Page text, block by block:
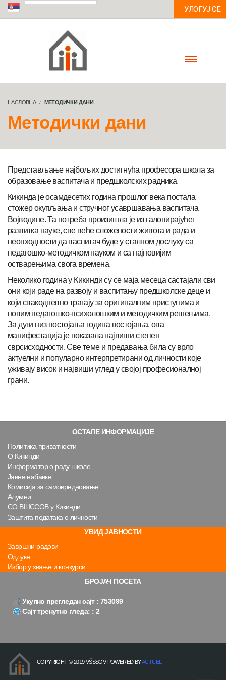
УЛОГУЈ СЕ
НАСЛОВНА МЕТОДИЧКИ ДАНИ
Методички дани
Представљање најбољих достигнућа професора школа за
образовање васпитача и предшколских радника.
Кикинда је осамдесетих година прошлог века постала
стожер окупљања и стручног усавршавања васпитача
Војводине. Та потреба произишла је из галопирајућег
развитка науке, све веће сложености живота и рада и
неопходности да васпитач буде у сталном дослуху са
педагошко-методичком науком и са најновијим
остварењима свога времена.
Неколико година у Кикинди су се маја месеца састајали сви
они који раде на развоју и васпитању предшколске деце и
који свакодневно трагају за оригиналним приступима и
новим педагошко-психолошким и методичким решењима.
За дуги низ постојања година постојања, ова
манифестација је показала највиши степен
сврсисходности. Све теме и предавања била су врло
актуелни и популарно интерпретирани од личности које
уживају висок и највиши углед у својој професионалној
грани.
ОСТАЛЕ ИНФОРМАЦИЈЕ
Политика приватности
О Кикинди
Информатор о раду школе
Јавне набавке
Комисија за самовредновање
Алумни
СО ВШССОВ у Кикинди
Заштита података о личности
УВИД ЈАВНОСТИ
Завршни радови
Одлуке
Избор у звање и конкурси
БРОЈАЧ ПОСЕТА
Укупно прегледан сајт : 753099
Сајт тренутно гледа: : 2
COPYRIGHT © 2019 VŠSSOV POWERED BYACTUEL